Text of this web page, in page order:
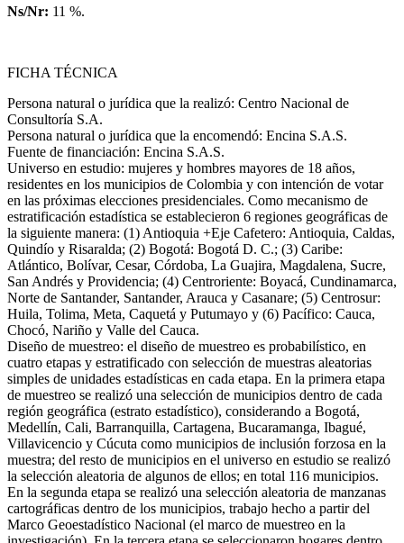
Ns/Nr: 11 %.
FICHA TÉCNICA
Persona natural o jurídica que la realizó: Centro Nacional de
Consultoría S.A.
Persona natural o jurídica que la encomendó: Encina S.A.S.
Fuente de financiación: Encina S.A.S.
Universo en estudio: mujeres y hombres mayores de 18 años,
residentes en los municipios de Colombia y con intención de votar
en las próximas elecciones presidenciales. Como mecanismo de
estratificación estadística se establecieron 6 regiones geográficas de
la siguiente manera: (1) Antioquia +Eje Cafetero: Antioquia, Caldas,
Quindío y Risaralda; (2) Bogotá: Bogotá D. C.; (3) Caribe:
Atlántico, Bolívar, Cesar, Córdoba, La Guajira, Magdalena, Sucre,
San Andrés y Providencia; (4) Centroriente: Boyacá, Cundinamarca,
Norte de Santander, Santander, Arauca y Casanare; (5) Centrosur:
Huila, Tolima, Meta, Caquetá y Putumayo y (6) Pacífico: Cauca,
Chocó, Nariño y Valle del Cauca.
Diseño de muestreo: el diseño de muestreo es probabilístico, en
cuatro etapas y estratificado con selección de muestras aleatorias
simples de unidades estadísticas en cada etapa. En la primera etapa
de muestreo se realizó una selección de municipios dentro de cada
región geográfica (estrato estadístico), considerando a Bogotá,
Medellín, Cali, Barranquilla, Cartagena, Bucaramanga, Ibagué,
Villavicencio y Cúcuta como municipios de inclusión forzosa en la
muestra; del resto de municipios en el universo en estudio se realizó
la selección aleatoria de algunos de ellos; en total 116 municipios.
En la segunda etapa se realizó una selección aleatoria de manzanas
cartográficas dentro de los municipios, trabajo hecho a partir del
Marco Geoestadístico Nacional (el marco de muestreo en la